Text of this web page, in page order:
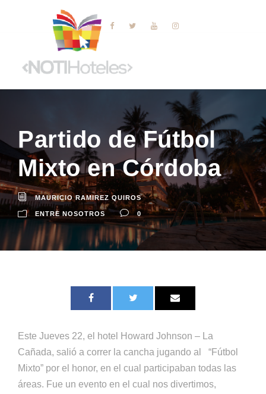
Partido de Fútbol
Mixto en Córdoba
MAURICIO RAMIREZ QUIROS
ENTRE NOSOTROS 0
Este Jueves 22, el hotel Howard Johnson – La
Cañada, salió a correr la cancha jugando al “Fútbol
Mixto” por el honor, en el cual participaban todas las
áreas. Fue un evento en el cual nos divertimos,